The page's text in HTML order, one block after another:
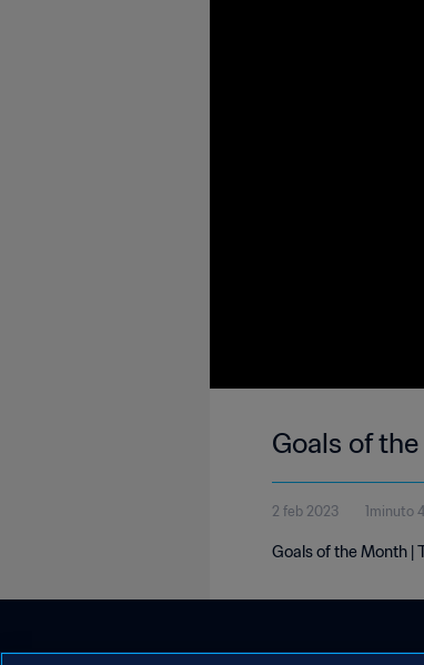
Goals of
2 feb 2023 1minuto
Goals of the Month |